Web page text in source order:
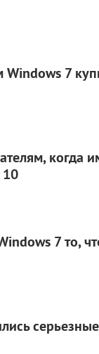
Windows 7
когда
10
7 то,
серьезные